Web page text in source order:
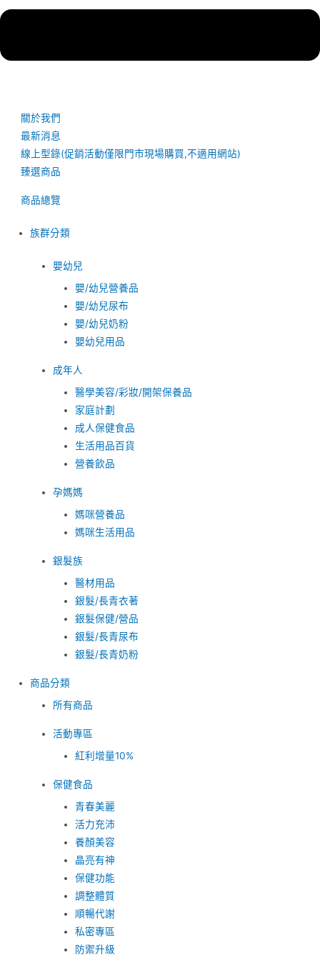
關於我們
最新消息
線上型錄(促銷活動僅限門市現場購買,不適用網站)
臻選商品
商品總覽
族群分類
嬰幼兒
嬰/幼兒營養品
嬰/幼兒尿布
嬰/幼兒奶粉
嬰幼兒用品
成年人
醫學美容/彩妝/開架保養品
家庭計劃
成人保健食品
生活用品百貨
營養飲品
孕媽媽
媽咪營養品
媽咪生活用品
銀髮族
醫材用品
銀髮/長青衣著
銀髮保健/營品
銀髮/長青尿布
銀髮/長青奶粉
商品分類
所有商品
活動專區
紅利增量10%
保健食品
青春美麗
活力充沛
養顏美容
晶亮有神
保健功能
調整體質
順暢代謝
私密專區
防禦升級